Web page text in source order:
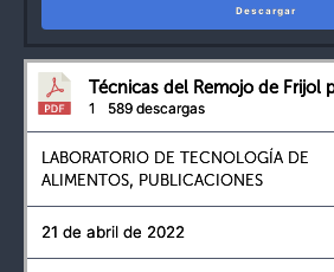
Descargar
Técnicas del Remojo de Frijol
1 589 descargas
LABORATORIO DE TECNOLOGÍA DE
ALIMENTOS, PUBLICACIONES
21 de abril de 2022